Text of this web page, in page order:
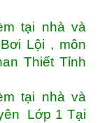
tại nhà và
Lội , môn
Thiết Tỉnh
tại nhà và
Lớp 1 Tại